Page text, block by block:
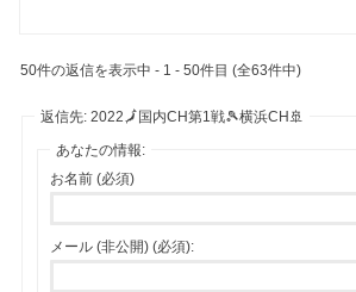
50件の返信を表示中 - 1 - 50件目 (全63件中)
返信先: 2022🗾国内CH第1戦🎾横浜CH🚢
あなたの情報:
お名前 (必須)
メール (非公開) (必須):